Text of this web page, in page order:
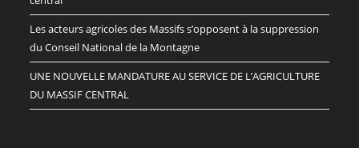
Les acteurs agricoles des Massifs s’opposent à la suppression
du Conseil National de la Montagne
UNE NOUVELLE MANDATURE AU SERVICE DE L’AGRICULTURE
DU MASSIF CENTRAL